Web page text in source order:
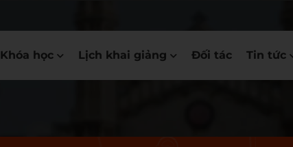
Khóa học Lịch khai giảng Đối tác Tin tức